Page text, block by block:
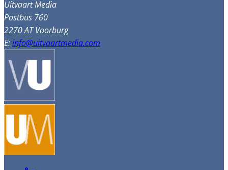
Uitvaart Media
Postbus 760
2270 AT Voorburg
E:info@uitvaartmedia.com